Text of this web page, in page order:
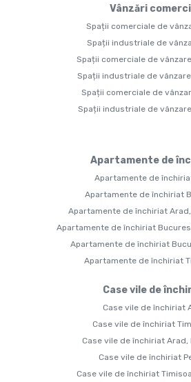
Vânzări
Spații comerciale de
Spații industriale de
Spații comerciale de
Spații industriale de
Spații comerciale de
Spații industriale de
Apartamente de
Apartamente de
Apartamente de închiriat
Apartamente de închiriat
Apartamente de închiriat
Apartamente de închiriat
Apartamente de închiriat
Case vile de
Case vile de închiriat
Case vile de închiriat
Case vile de închiriat Arad,
Case vile de închiriat
Case vile de închiriat